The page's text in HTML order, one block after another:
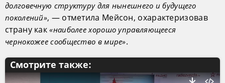
долговечную структуру для нынешнего и будущего
поколений», — отметила Мейсон, охарактеризовав
страну как«наиболее хорошо управляющееся
чернокожее сообщество в мире».
Смотрите также: